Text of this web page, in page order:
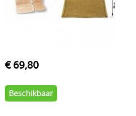
VOORAS , BESTURING
ACHTERAS , DIFFERENTIEEL EN
HAND & VOETBEDIENINGEN
BLOG
€ 69,80
Beschikbaar